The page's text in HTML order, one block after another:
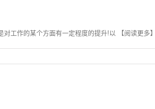
工作的某个方面有一定程度的提升!以 【阅读更多】